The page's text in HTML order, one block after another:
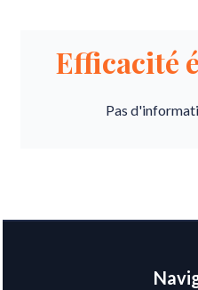
Efficacité
Pas